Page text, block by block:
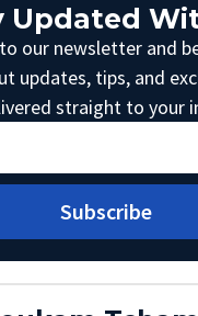
Updated
our newsletter and
updates, tips, and
straight to your
Subscribe